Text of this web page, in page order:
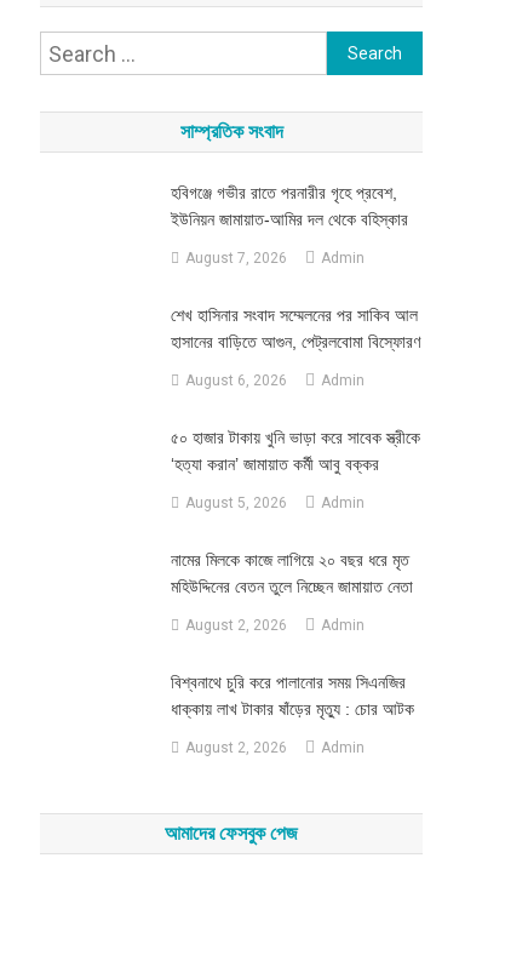
Search
সাম্প্রতিক সংবাদ
হবিগঞ্জে গভীর রাতে পরনারীর গৃহে প্রবেশ,
ইউনিয়ন জামায়াত-আমির দল থেকে বহিস্কার
August 7, 2026 Admin
শেখ হাসিনার সংবাদ সম্মেলনের পর সাকিব আল
হাসানের বাড়িতে আগুন, পেট্রলবোমা বিস্ফোরণ
August 6, 2026 Admin
৫০ হাজার টাকায় খুনি ভাড়া করে সাবেক স্ত্রীকে
‘হত্যা করান’ জামায়াত কর্মী আবু বক্কর
August 5, 2026 Admin
নামের মিলকে কাজে লাগিয়ে ২০ বছর ধরে মৃত
মহিউদ্দিনের বেতন তুলে নিচ্ছেন জামায়াত নেতা
August 2, 2026 Admin
‎বিশ্বনাথে চুরি করে পালানোর সময় সিএনজির
ধাক্কায় লাখ টাকার ষাঁড়ের মৃত্যু : চোর আটক
August 2, 2026 Admin
আমাদের ফেসবুক পেজ